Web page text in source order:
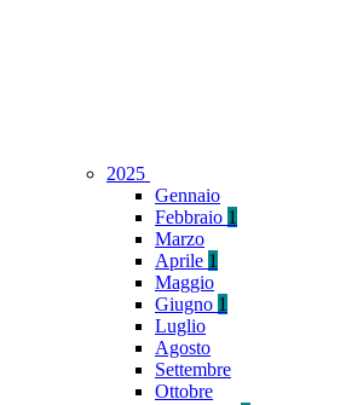
2025
Gennaio
Febbraio 1
Marzo
Aprile 1
Maggio
Giugno 1
Luglio
Agosto
Settembre
Ottobre